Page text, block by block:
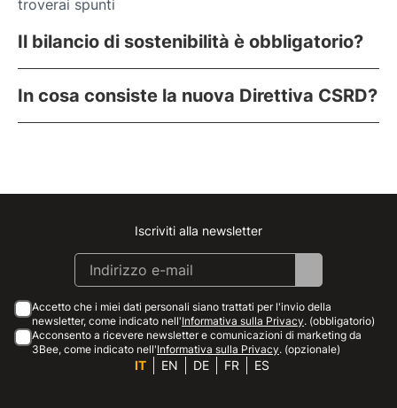
troverai spunti
Il bilancio di sostenibilità è obbligatorio?
In cosa consiste la nuova Direttiva CSRD?
Instagram
Facebook
Linkedin
Youtube
Iscriviti alla newsletter
Accetto che i miei dati personali siano trattati per l'invio della
newsletter, come indicato nell'Informativa sulla Privacy. (obbligatorio)
Acconsento a ricevere newsletter e comunicazioni di marketing da
3Bee, come indicato nell'Informativa sulla Privacy. (opzionale)
IT EN DE FR ES